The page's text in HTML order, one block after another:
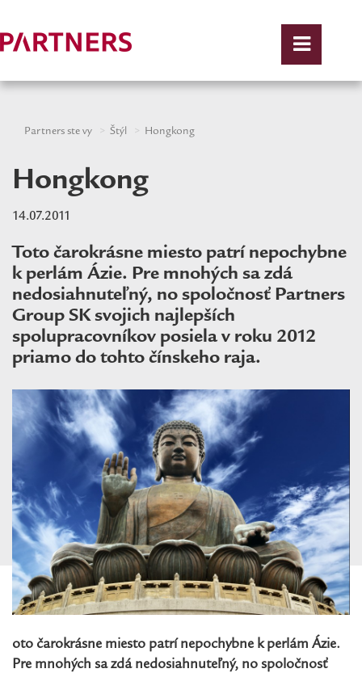
Partners ste vy Štýl Hongkong
Hongkong
14.07.2011
Toto čarokrásne miesto patrí nepochybne
k perlám Ázie. Pre mnohých sa zdá
nedosiahnuteľný, no spoločnosť Partners
Group SK svojich najlepších
spolupracovníkov posiela v roku 2012
priamo do tohto čínskeho raja.
oto čarokrásne miesto patrí nepochybne k perlám Ázie.
Pre mnohých sa zdá nedosiahnuteľný, no spoločnosť